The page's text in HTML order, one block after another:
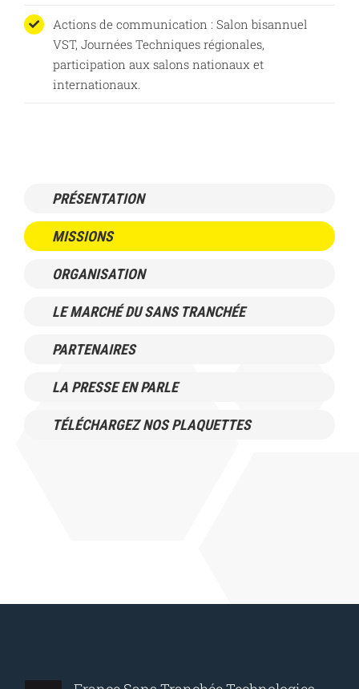
Actions de communication : Salon bisannuel
VST, Journées Techniques régionales,
participation aux salons nationaux et
internationaux.
PRÉSENTATION
MISSIONS
ORGANISATION
LE MARCHÉ DU SANS TRANCHÉE
PARTENAIRES
LA PRESSE EN PARLE
TÉLÉCHARGEZ NOS PLAQUETTES